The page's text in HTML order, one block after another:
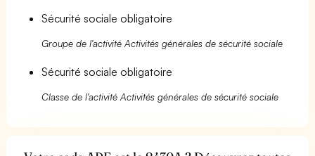
Sécurité sociale obligatoire
Groupe de l'activité Activités générales de sécurité sociale
Sécurité sociale obligatoire
Classe de l'activité Activités générales de sécurité sociale